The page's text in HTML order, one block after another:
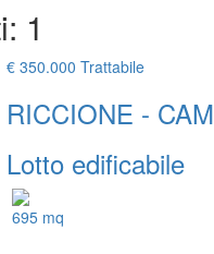
1
€ 350.000 Trattabile
RICCIONE -
Lotto edificabile
695 mq